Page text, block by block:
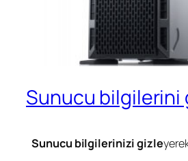
Sunucu bilgilerini
Sunucu bilgilerinizi gizle